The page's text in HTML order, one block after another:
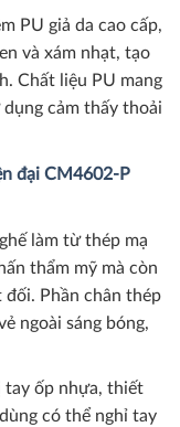
PU giả da cao cấp,
và xám nhạt, tạo
Chất liệu PU mang
dụng cảm thấy thoải
đại CM4602-P
làm từ thép mạ
thẩm mỹ mà còn
đối. Phần chân thép
ngoài sáng bóng,
ốp nhựa, thiết
có thể nghỉ tay